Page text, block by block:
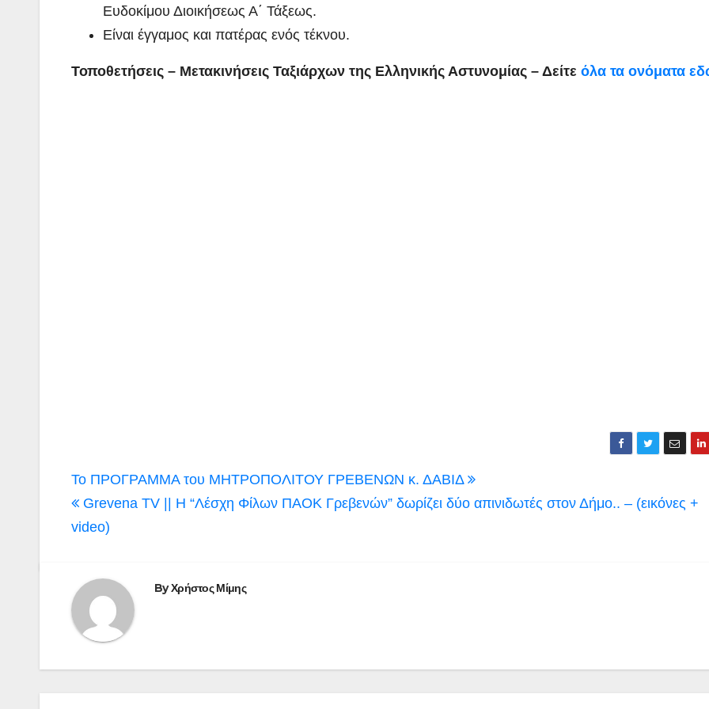
Ευδοκίμου Διοικήσεως Α΄ Τάξεως.
Είναι έγγαμος και πατέρας ενός τέκνου.
Τοποθετήσεις – Μετακινήσεις Ταξιάρχων της Ελληνικής Αστυνομίας – Δείτε όλα τα ονόματα
Πλοήγηση
άρθρων
Το ΠΡΟΓΡΑΜΜΑ του ΜΗΤΡΟΠΟΛΙΤΟΥ ΓΡΕΒΕΝΩΝ κ. ΔΑΒΙΔ
Grevena TV || Η “Λέσχη Φίλων ΠΑΟΚ Γρεβενών” δωρίζει δύο απινιδωτές στον Δήμο.. – (εικόνες +
video)
ByΧρήστος Μίμης